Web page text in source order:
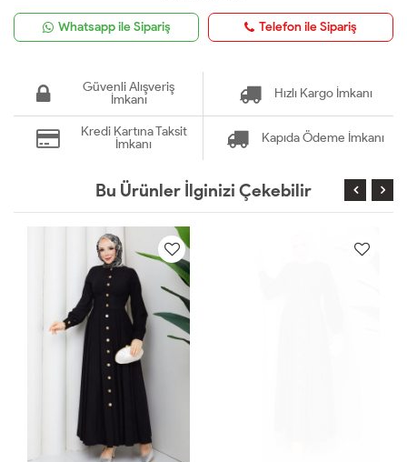
Whatsapp ile Sipariş Telefon ile Sipariş
Güvenli Alışveriş
İmkanı
Hızlı Kargo İmkanı
Kredi Kartına Taksit
İmkanı
Kapıda Ödeme İmkanı
Bu Ürünler İlginizi Çekebilir